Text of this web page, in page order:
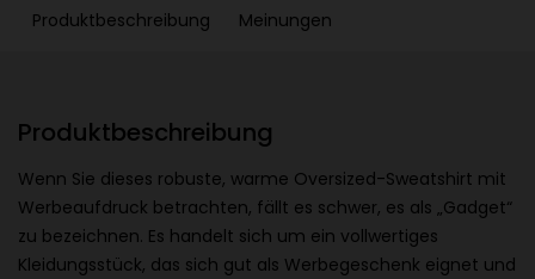
Produktbeschreibung Meinungen
Produktbeschreibung
Wenn Sie dieses robuste, warme Oversized-Sweatshirt mit
Werbeaufdruck betrachten, fällt es schwer, es als „Gadget“
zu bezeichnen. Es handelt sich um ein vollwertiges
Kleidungsstück, das sich gut als Werbegeschenk eignet und